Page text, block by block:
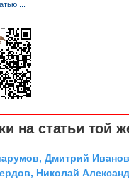
на статьи той
Дмитрий
Николай